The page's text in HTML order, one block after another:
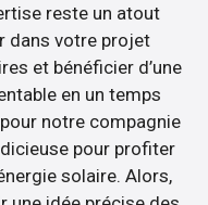
reste un atout
dans votre projet
et bénéficier d’une
en un temps
notre compagnie
pour profiter
solaire. Alors,